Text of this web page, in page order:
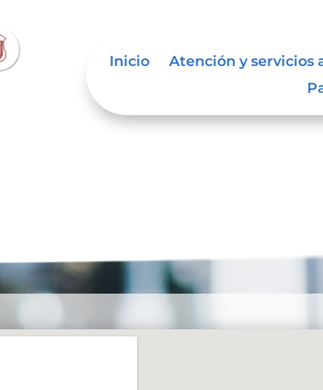
Inicio Atención y servicios